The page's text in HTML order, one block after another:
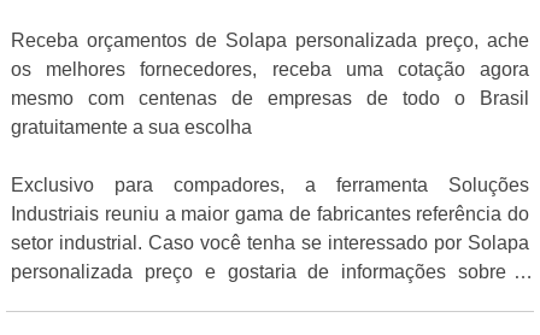
Receba orçamentos de Solapa personalizada preço, ache
os melhores fornecedores, receba uma cotação agora
mesmo com centenas de empresas de todo o Brasil
gratuitamente a sua escolha
Exclusivo para compadores, a ferramenta Soluções
Industriais reuniu a maior gama de fabricantes referência do
setor industrial. Caso você tenha se interessado por Solapa
personalizada preço e gostaria de informações sobre o